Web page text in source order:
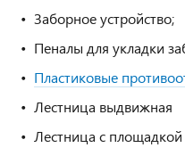
Заборное устройство;
Пеналы для укладки
Пластиковые
Лестница выдвижная
Лестница с